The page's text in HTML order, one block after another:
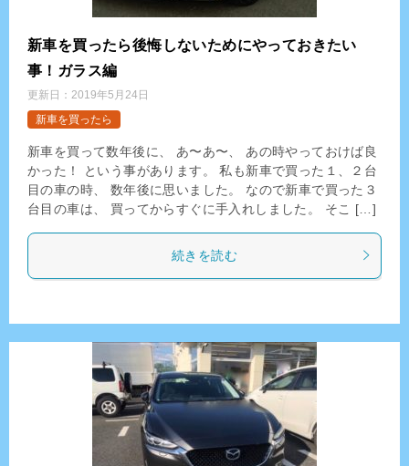
新車を買ったら後悔しないためにやっておきたい
事！ガラス編
更新日： 2019年5月24日
新車を買ったら
新車を買って数年後に、 あ〜あ〜、 あの時やっておけば良
かった！ という事があります。 私も新車で買った１、２台
目の車の時、 数年後に思いました。 なので新車で買った３
台目の車は、 買ってからすぐに手入れしました。 そこ […]
続きを読む